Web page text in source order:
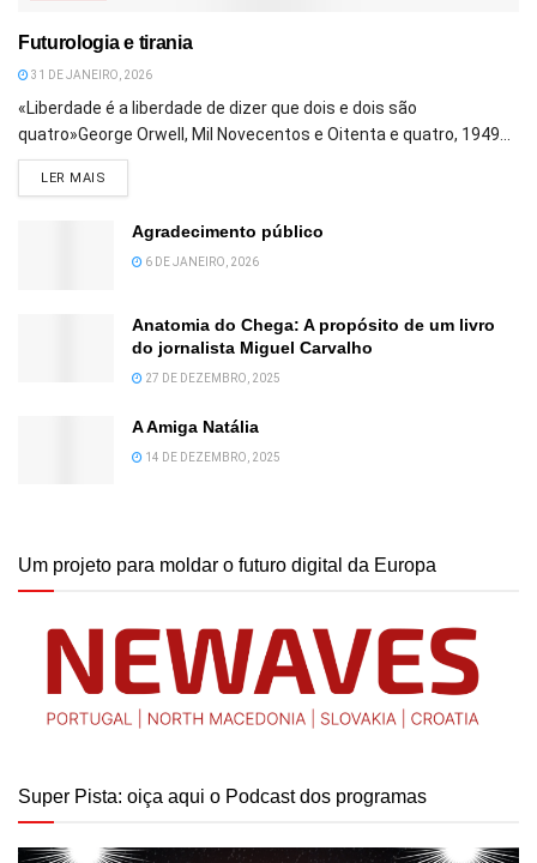
Futurologia e tirania
31 DE JANEIRO, 2026
«Liberdade é a liberdade de dizer que dois e dois são
quatro»George Orwell, Mil Novecentos e Oitenta e quatro, 1949...
LER MAIS
Agradecimento público
6 DE JANEIRO, 2026
Anatomia do Chega: A propósito de um livro
do jornalista Miguel Carvalho
27 DE DEZEMBRO, 2025
A Amiga Natália
14 DE DEZEMBRO, 2025
Um projeto para moldar o futuro digital da Europa
Super Pista: oiça aqui o Podcast dos programas